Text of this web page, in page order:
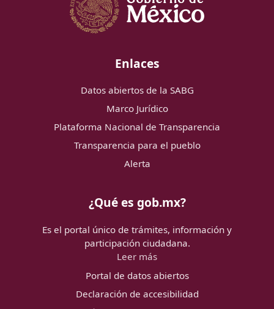
Enlaces
Datos abiertos de la SABG
Marco Jurídico
Plataforma Nacional de Transparencia
Transparencia para el pueblo
Alerta
¿Qué es gob.mx?
Es el portal único de trámites, información y
participación ciudadana.
Leer más
Portal de datos abiertos
Declaración de accesibilidad